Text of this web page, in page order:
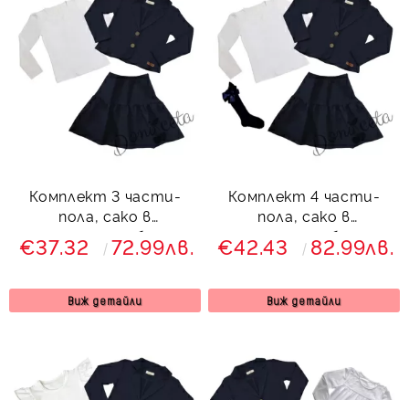
Комплект 3 части-
пола, сако в
тъмносиньо и блуза с
дълъг ръкав в бяло
€37.32 72.99лв.
Виж детайли
Комплект 4 части-
пола, сако в
тъмносиньо, блуза с
дълъг ръкав в бяло и
€42.43 82.99лв.
Виж детайли